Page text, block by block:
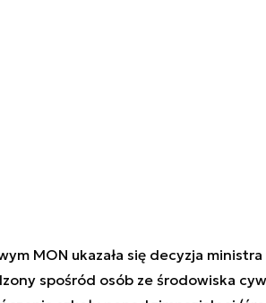
MON ukazała się decyzja
spośród osób ze środowiska